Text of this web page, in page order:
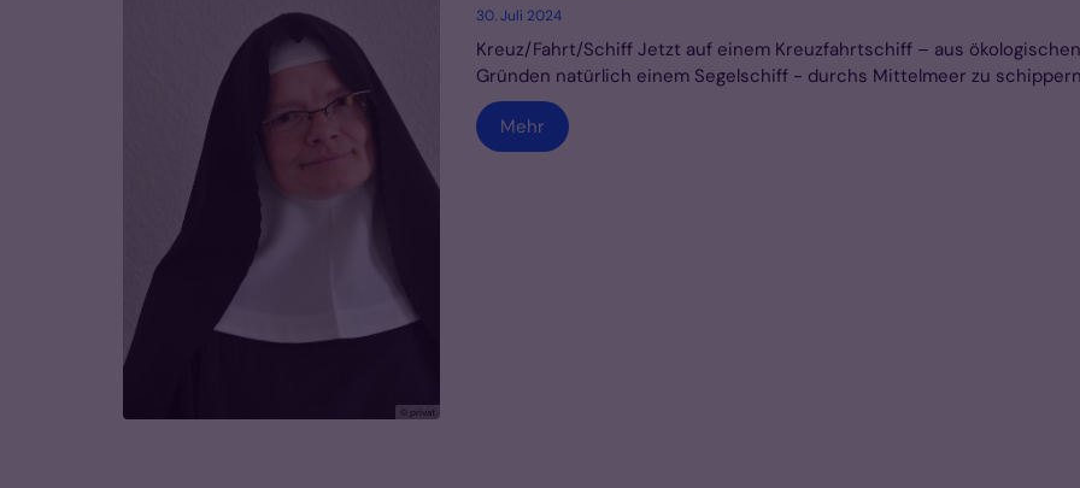
© privat
30. Juli 2024
Kreuz/Fahrt/Schiff Jetzt auf einem Kreuzfahrtschiff – aus ökologischen
Gründen natürlich einem Segelschiff - durchs Mittelmeer zu
Mehr